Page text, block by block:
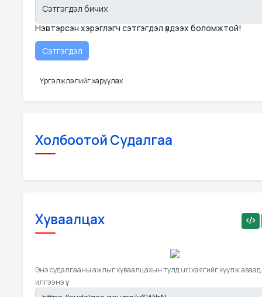
Сэтгэгдэл бичих
Нэвтэрсэн хэрэглэгч сэтгэгдэл үлдээх боломжтой!
Үргэлжлэлийг харуулах
Холбоотой Судалгаа
Хуваалцах
Энэ судалгааны ажлыг хуваалцахын тулд url хаягийг хуулж аваад
илгээнэ үү.